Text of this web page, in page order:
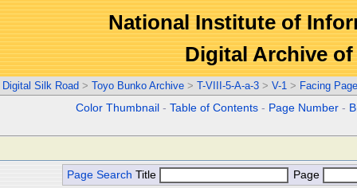
National Institute of
Digital Archive
Digital Silk Road > Toyo Bunko Archive > T-VIII-5-A-a-3 > V-1 > Facing
Color Thumbnail -Table of Contents - Page Number -
Page Search Title Page